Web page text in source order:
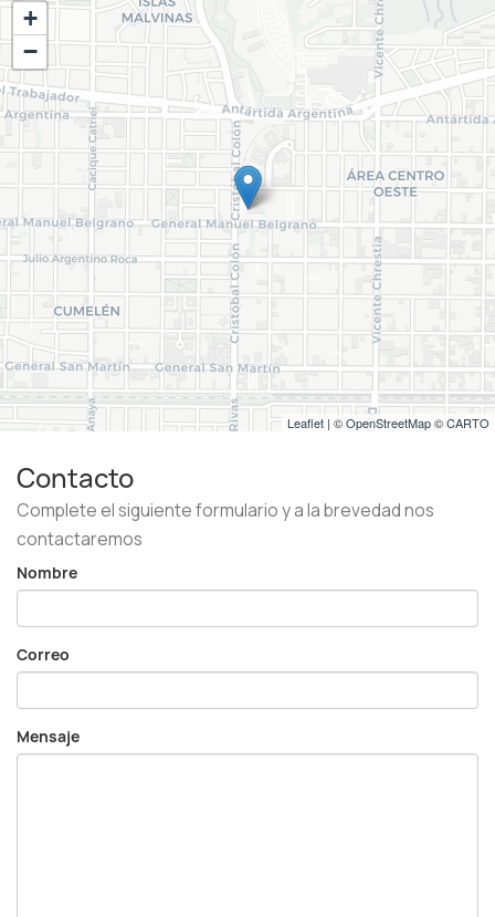
+
−
Leaflet | ©OpenStreetMap©CARTO
Contacto
Complete el siguiente formulario y a la brevedad nos
contactaremos
Nombre
Correo
Mensaje